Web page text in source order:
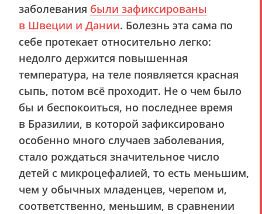
заболевания были зафиксированы
в Швеции и Дании. Болезнь эта сама по
себе протекает относительно легко:
недолго держится повышенная
температура, на теле появляется красная
сыпь, потом всё проходит. Не о чем было
бы и беспокоиться, но последнее время
в Бразилии, в которой зафиксировано
особенно много случаев заболевания,
стало рождаться значительное число
детей с микроцефалией, то есть меньшим,
чем у обычных младенцев, черепом и,
соответственно, меньшим, в сравнении